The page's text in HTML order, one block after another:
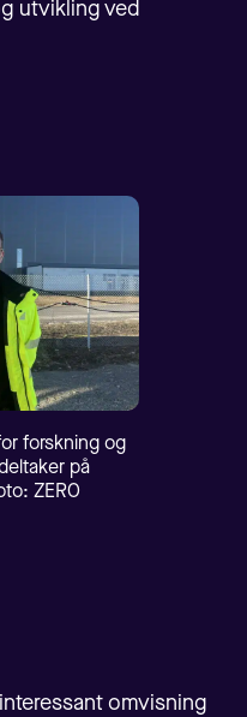
utvikling ved
forskning og
på
ZERO
omvisning